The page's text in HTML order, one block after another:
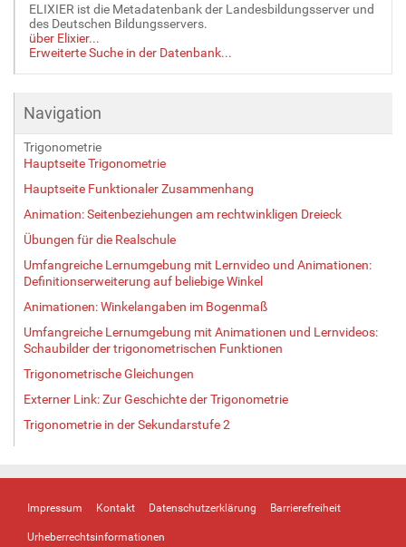
n
e
r
G
ö
ß
…
ELIXIER ist die Metadatenbank der Landesbildungsserver und
des Deutschen Bildungsservers.
über Elixier...
Erweiterte Suche in der Datenbank...
Navigation
Trigonometrie
Hauptseite Trigonometrie
Hauptseite Funktionaler Zusammenhang
Animation: Seitenbeziehungen am rechtwinkligen Dreieck
Übungen für die Realschule
Umfangreiche Lernumgebung mit Lernvideo und Animationen:
Definitionserweiterung auf beliebige Winkel
Animationen: Winkelangaben im Bogenmaß
Umfangreiche Lernumgebung mit Animationen und Lernvideos:
Schaubilder der trigonometrischen Funktionen
Trigonometrische Gleichungen
Externer Link: Zur Geschichte der Trigonometrie
Trigonometrie in der Sekundarstufe 2
Impressum Kontakt Datenschutzerklärung Barrierefreiheit
Urheberrechtsinformationen